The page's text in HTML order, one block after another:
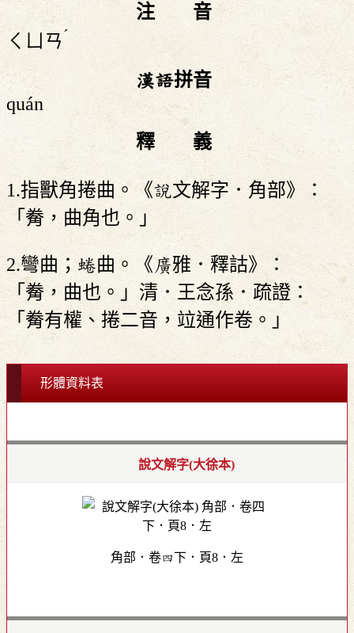
注 音
ㄑㄩㄢˊ
漢語拼音
quán
釋 義
1.指獸角捲曲。《說文解字．角部》：
「觠，曲角也。」
2.彎曲；蜷曲。《廣雅．釋詁》：
「觠，曲也。」清．王念孫．疏證：
「觠有權、捲二音，竝通作卷。」
形體資料表
說文解字(大徐本)
角部．卷四下．頁8．左